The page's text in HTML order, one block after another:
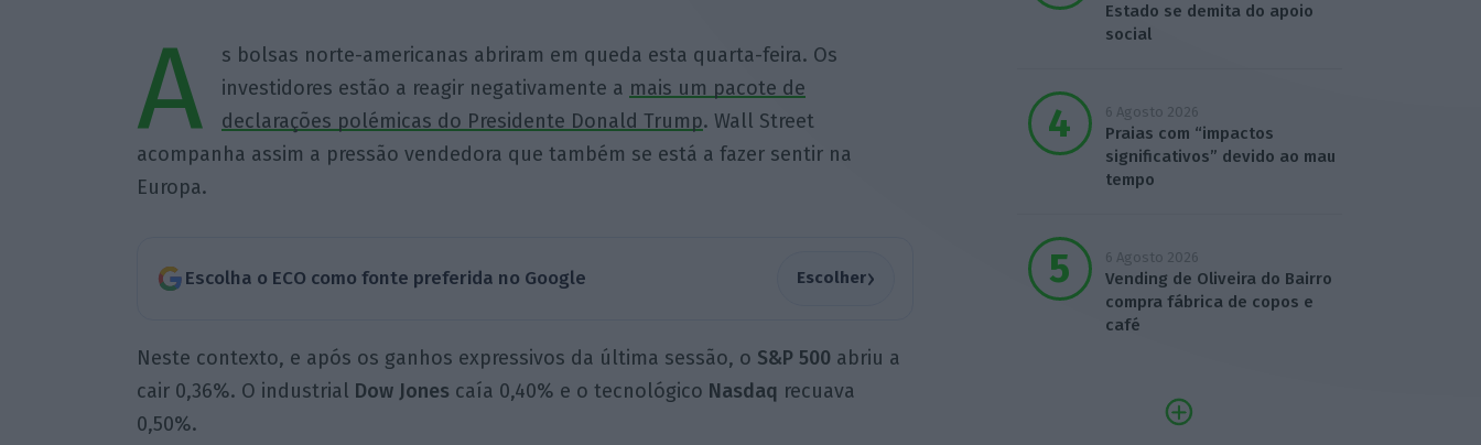
A
s bolsas norte-americanas abriram em queda esta quarta-feira. Os
investidores estão a reagir negativamente a mais um pacote de
declarações polémicas do Presidente Donald Trump. Wall Street
acompanha assim a pressão vendedora que também se está a fazer sentir na
Europa.
Escolha o ECO como fonte preferida no Google Escolher›
Neste contexto, e após os ganhos expressivos da última sessão, o S&P 500 abriu a
cair 0,36%. O industrial Dow Jones caía 0,40% e o tecnológico Nasdaq recuava
0,50%.
Estado se demita do apoio
social
6 Agosto 2026
Praias com “impactos
significativos” devido ao mau
tempo
6 Agosto 2026
Vending de Oliveira do Bairro
compra fábrica de copos e
café